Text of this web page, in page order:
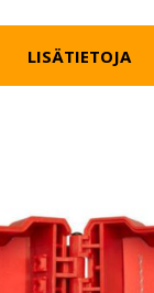
LISÄTIETOJA